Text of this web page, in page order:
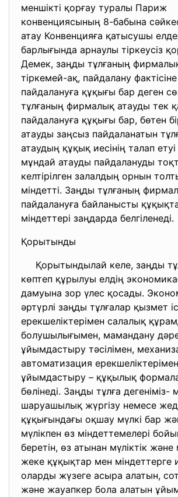
меншікті қорғау туралы Париж
конвенциясының 8-бабына
атау Конвенцияға қатысушы
барлығында арнаулы тіркеусіз
Демек, заңды тұлғаның
тіркемей-ақ, пайдалану
пайдалануға құқығы бар деген
тұлғаның фирмалық атауды тек
пайдалануға құқығы бар, бөтен
атауды заңсыз пайдаланатын
атаудың құқық иесінің талап
мұндай атауды пайдалануды
келтірілген залалдың орнын
міндетті. Заңды тұлғаның
пайдалануға байланысты
міндеттері заңдарда белгіленеді.
Қорытынды
Қорытындылай келе, заңды
көптеп құрылуы елдің
дамуына зор үлес қосады.
әртүрлі заңды тұлғалар қызмет
ерекшеліктерімен салалық
болушылығымен, мамандану
ұйымдастыру тәсілімен,
автоматизация
ұйымдастыру – құқылық
бөлінеді. Заңды тұлға дегеніміз-
шаруашылық жүргізу немесе
құқығындағы оқшау мүлкі бар
мүлікпен өз міндеттемелері
беретін, өз атынан мүліктік және
жеке құқықтар мен міндеттерге
оларды жүзеге асыра алатын,
және жауапкер бола алатын